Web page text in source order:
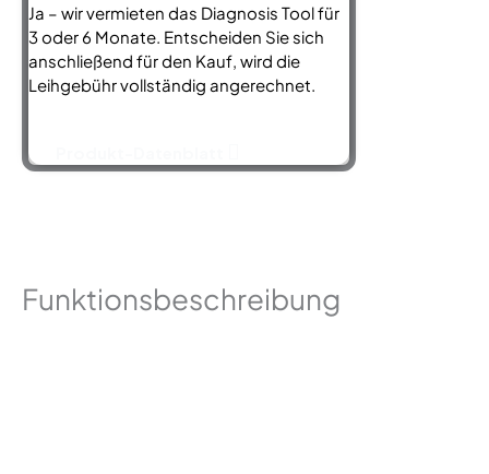
Ja – wir vermieten das Diagnosis Tool für
3 oder 6 Monate. Entscheiden Sie sich
anschließend für den Kauf, wird die
Leihgebühr vollständig angerechnet.
Funktionsbeschreibung